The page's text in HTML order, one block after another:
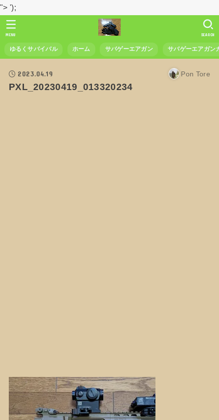
"> ');
ゆるくサバイバル ホーム サバゲーエアガン サバゲーエアガン
SEARCH
MENU
2023.04.19 Pon Tore
PXL_20230419_013320234